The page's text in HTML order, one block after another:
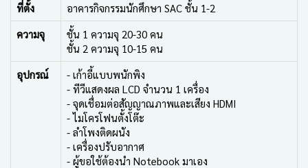
ที่ตั้ง
อาคารกิจกรรมนักศึกษา SAC ชั้น 1-2
ความจุ
ชั้น 1 ความจุ 20-30 คน
ชั้น 2 ความจุ 10-15 คน
อุปกรณ์
- เก้าอี้แบบพนักพิง
- ทีวีแสดงผล LCD จำนวน 1 เครื่อง
- จุดเชื่อมต่อสัญญาณภาพและเสียง HDMI
- ไมโครโฟนตั้งโต๊ะ
- ลำโพงติดผนัง
- เครื่องปรับอากาศ
- ผู้ขอใช้ต้องนำ Notebook มาเอง